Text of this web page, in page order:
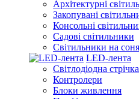
Архітектурні
Закопувані
Консольні
Садові світильники
Світильники на
LED-лента
Світлодіодна стрічка
Контролери
Блоки живлення